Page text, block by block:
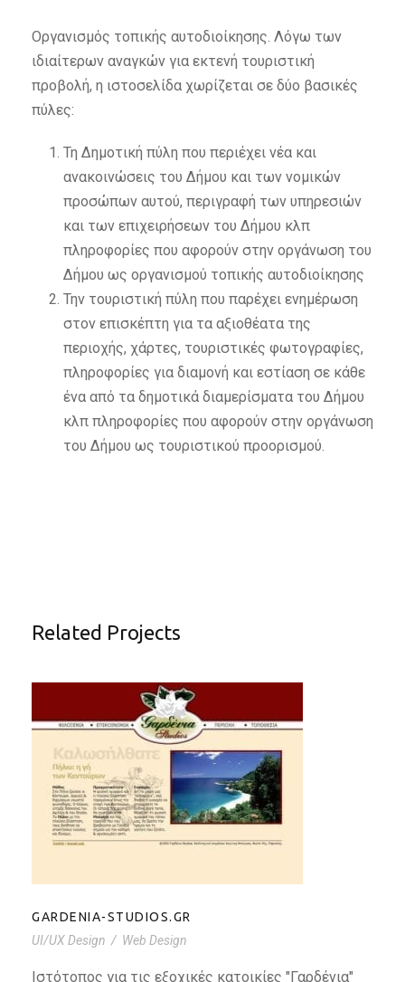
Οργανισμός τοπικής αυτοδιοίκησης. Λόγω των
ιδιαίτερων αναγκών για εκτενή τουριστική
προβολή, η ιστοσελίδα χωρίζεται σε δύο βασικές
πύλες:
Τη Δημοτική πύλη που περιέχει νέα και
ανακοινώσεις του Δήμου και των νομικών
προσώπων αυτού, περιγραφή των υπηρεσιών
και των επιχειρήσεων του Δήμου κλπ
πληροφορίες που αφορούν στην οργάνωση του
Δήμου ως οργανισμού τοπικής αυτοδιοίκησης
Την τουριστική πύλη που παρέχει ενημέρωση
στον επισκέπτη για τα αξιοθέατα της
περιοχής, χάρτες, τουριστικές φωτογραφίες,
πληροφορίες για διαμονή και εστίαση σε κάθε
ένα από τα δημοτικά διαμερίσματα του Δήμου
κλπ πληροφορίες που αφορούν στην οργάνωση
του Δήμου ως τουριστικού προορισμού.
Related Projects
GARDENIA-STUDIOS.GR
GARDENIA-STUDIOS.GR
UI/UX Design / Web Design
Ιστότοπος για τις εξοχικές κατοικίες "Γαρδένια"